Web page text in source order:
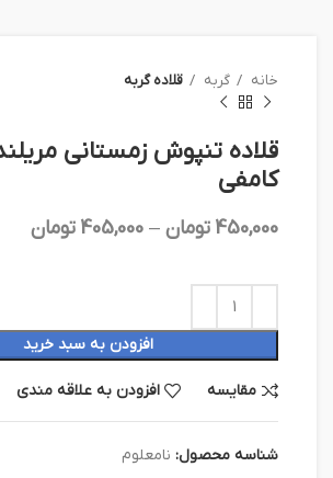
خانه گربه قلاده گربه
قلاده تنپوش زمستانی
کامفی
450,000 تومان –
405,000 تومان
افزودن به سبد خرید
مقایسه افزودن به علاقه مندی
شناسه محصول: نامعلوم